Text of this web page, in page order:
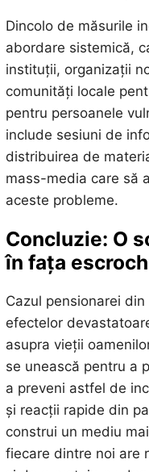
Dincolo de măsurile
abordare sistemică,
instituții, organizații
comunități locale
pentru persoanele
include sesiuni de
distribuirea de
mass-media care să
aceste probleme.
Concluzie: O
în fața
Cazul pensionarei
efectelor
asupra vieții
se unească pentru a
a preveni astfel de
și reacții rapide din
construi un mediu
fiecare dintre noi are